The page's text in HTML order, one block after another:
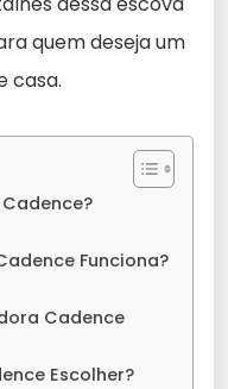
quem deseja um
casa.
Funciona?
Cadence
Escolher?